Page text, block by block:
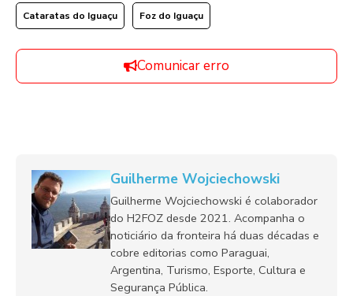
Cataratas do Iguaçu Foz do Iguaçu
Comunicar erro
Guilherme Wojciechowski
Guilherme Wojciechowski é colaborador
do H2FOZ desde 2021. Acompanha o
noticiário da fronteira há duas décadas e
cobre editorias como Paraguai,
Argentina, Turismo, Esporte, Cultura e
Segurança Pública.